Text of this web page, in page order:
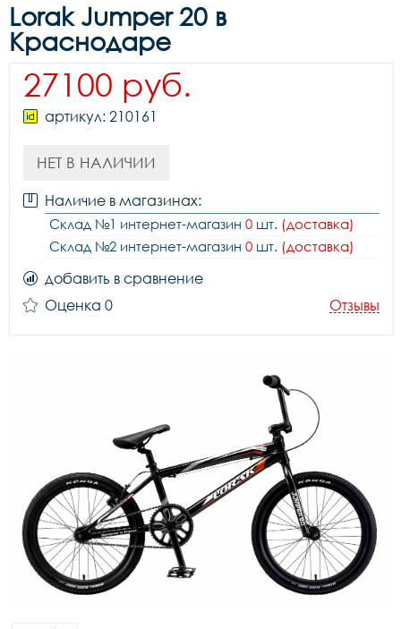
Lorak Jumper 20 в
Краснодаре
27100 руб.
артикул: 210161
НЕТ В НАЛИЧИИ
Наличие в магазинах:
Склад №1 интернет-магазин 0 шт. (доставка)
Склад №2 интернет-магазин 0 шт. (доставка)
добавить в сравнение
Оценка 0
Отзывы